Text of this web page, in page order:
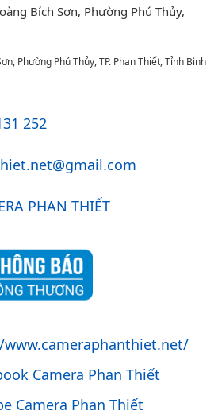
Bích Sơn, Phường Phú Thủy,
Phường Phú Thủy, TP. Phan Thiết, Tỉnh Bình
252
PHAN THIẾT
Camera Phan Thiết
Camera Phan Thiết